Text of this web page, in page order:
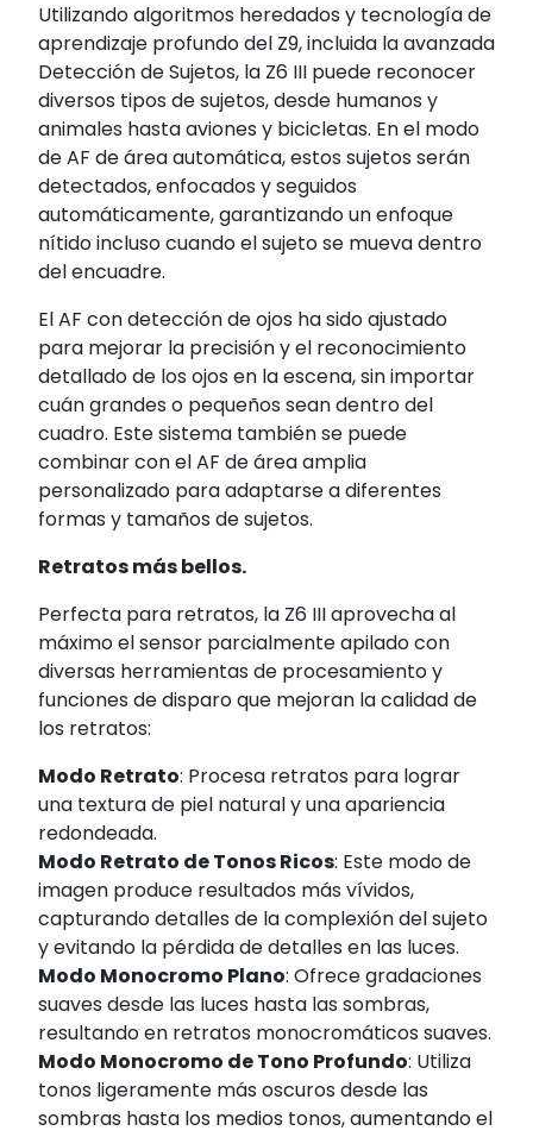
Utilizando algoritmos heredados y tecnología de
aprendizaje profundo del Z9, incluida la avanzada
Detección de Sujetos, la Z6 III puede reconocer
diversos tipos de sujetos, desde humanos y
animales hasta aviones y bicicletas. En el modo
de AF de área automática, estos sujetos serán
detectados, enfocados y seguidos
automáticamente, garantizando un enfoque
nítido incluso cuando el sujeto se mueva dentro
del encuadre.
El AF con detección de ojos ha sido ajustado
para mejorar la precisión y el reconocimiento
detallado de los ojos en la escena, sin importar
cuán grandes o pequeños sean dentro del
cuadro. Este sistema también se puede
combinar con el AF de área amplia
personalizado para adaptarse a diferentes
formas y tamaños de sujetos.
Retratos más bellos.
Perfecta para retratos, la Z6 III aprovecha al
máximo el sensor parcialmente apilado con
diversas herramientas de procesamiento y
funciones de disparo que mejoran la calidad de
los retratos:
Modo Retrato: Procesa retratos para lograr
una textura de piel natural y una apariencia
redondeada.
Modo Retrato de Tonos Ricos: Este modo de
imagen produce resultados más vívidos,
capturando detalles de la complexión del sujeto
y evitando la pérdida de detalles en las luces.
Modo Monocromo Plano: Ofrece gradaciones
suaves desde las luces hasta las sombras,
resultando en retratos monocromáticos suaves.
Modo Monocromo de Tono Profundo: Utiliza
tonos ligeramente más oscuros desde las
sombras hasta los medios tonos, aumentando el